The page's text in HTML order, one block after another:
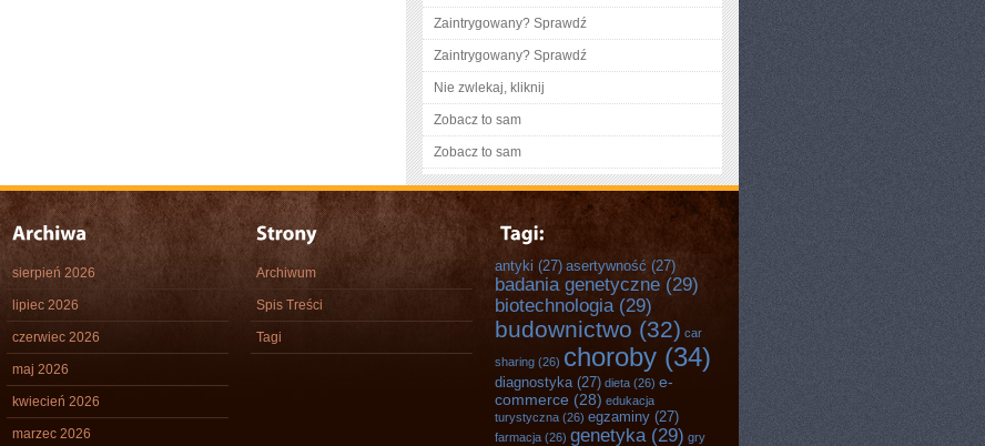
Zaintrygowany? Sprawdź
Zaintrygowany? Sprawdź
Nie zwlekaj, kliknij
Zobacz to sam
Zobacz to sam
sierpień 2026
lipiec 2026
czerwiec 2026
maj 2026
kwiecień 2026
marzec 2026
Archiwum
Spis Treści
Tagi
antyki (27) asertywność (27)
badania genetyczne (29)
biotechnologia (29)
budownictwo (32) car
sharing (26) choroby (34)
diagnostyka(27) dieta (26) e-
commerce (28) edukacja
turystyczna (26) egzaminy (27)
farmacja (26) genetyka (29) gry